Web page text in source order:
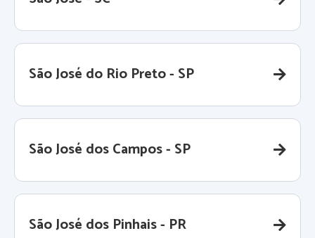
São José do Rio Preto - SP
São José dos Campos - SP
São José dos Pinhais - PR